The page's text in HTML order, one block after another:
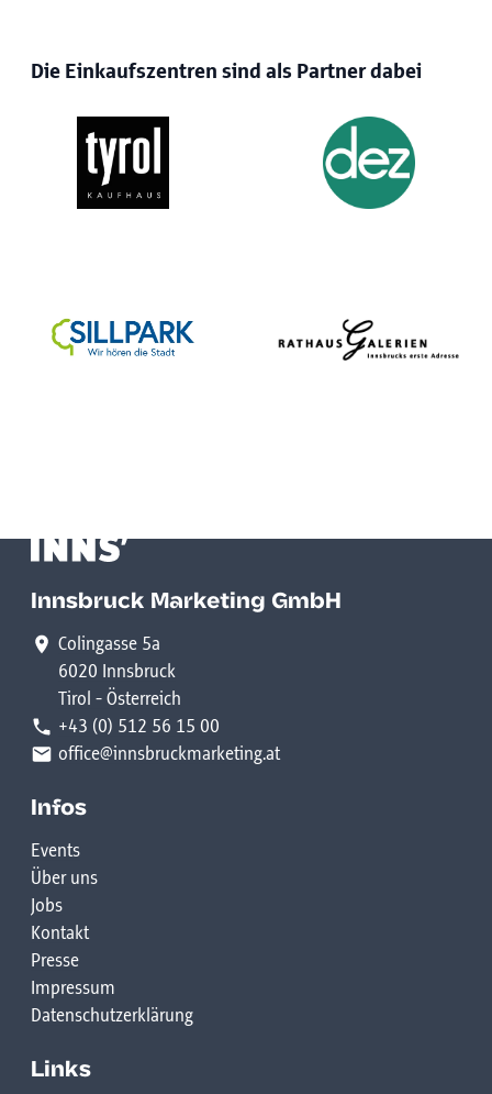
Die Einkaufszentren sind als Partner dabei
Innsbruck Marketing GmbH
Colingasse 5a
6020 Innsbruck
Tirol - Österreich
+43 (0) 512 56 15 00
office@innsbruckmarketing.at
Infos
Events
Über uns
Jobs
Kontakt
Presse
Impressum
Datenschutzerklärung
Links